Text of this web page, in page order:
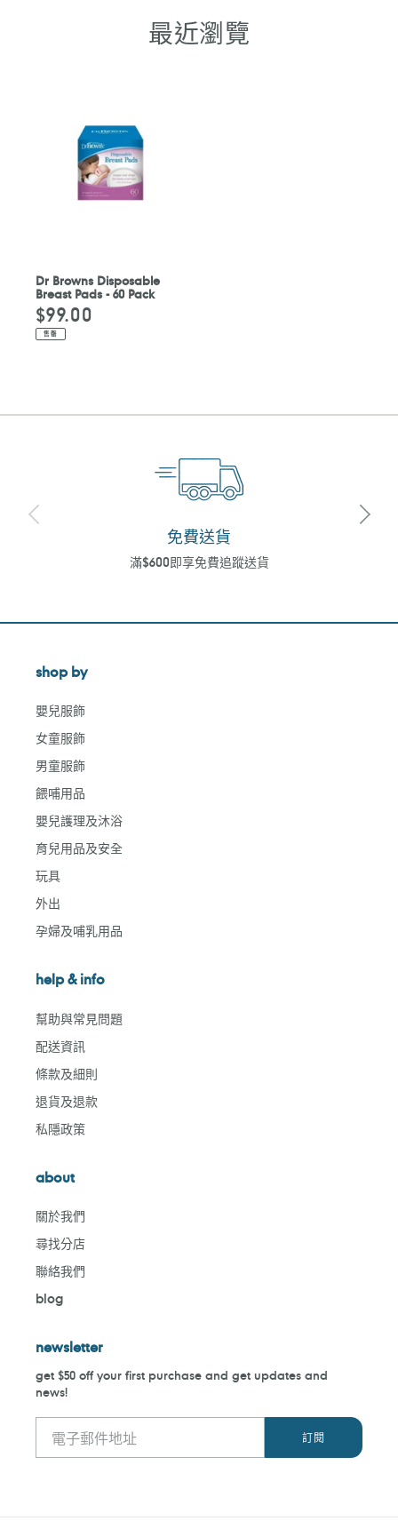
最近瀏覽
Dr Browns Disposable
Breast Pads - 60 Pack
定
價
$99.00
售罄
免費送貨
滿$600即享免費追蹤送貨
shop by
嬰兒服飾
女童服飾
男童服飾
餵哺用品
嬰兒護理及沐浴
育兒用品及安全
玩具
外出
孕婦及哺乳用品
help & info
幫助與常見問題
配送資訊
條款及細則
退貨及退款
私隱政策
about
關於我們
尋找分店
聯絡我們
blog
newsletter
get $50 off your first purchase and get updates and
news!